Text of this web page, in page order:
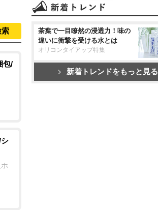
索
包/
茶葉で一目瞭然の浸透力！味の
違いに衝撃を受ける水とは
オリコンタイアップ特集
新着トレンドをもっと見る